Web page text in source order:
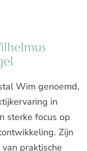
Wim genoemd,
in
sterke focus op
Zijn
praktische